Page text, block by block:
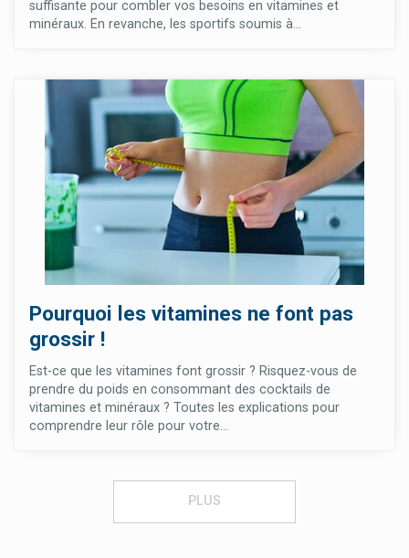
suffisante pour combler vos besoins en vitamines et
minéraux. En revanche, les sportifs soumis à...
Pourquoi les vitamines ne font pas
grossir !
Est-ce que les vitamines font grossir ? Risquez-vous de
prendre du poids en consommant des cocktails de
vitamines et minéraux ? Toutes les explications pour
comprendre leur rôle pour votre...
PLUS